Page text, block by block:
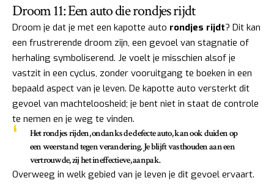
Droom 11: Een auto die rondjes rijdt
Droom je dat je met een kapotte auto rondjes rijdt? Dit kan
een frustrerende droom zijn, een gevoel van stagnatie of
herhaling symboliserend. Je voelt je misschien alsof je
vastzit in een cyclus, zonder vooruitgang te boeken in een
bepaald aspect van je leven. De kapotte auto versterkt dit
gevoel van machteloosheid; je bent niet in staat de controle
te nemen en je weg te vinden.
Het rondjes rijden, ondanks de defecte auto, kan ook duiden op
eenweerstand tegen verandering. Je blijft vasthouden aan een
vertrouwde, zij het ineffectieve, aanpak.
Overweeg in welk gebied van je leven je dit gevoel ervaart.